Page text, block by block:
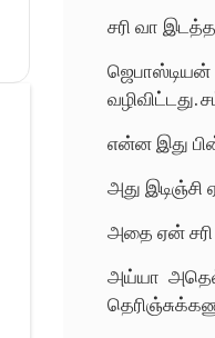
சரி வா
வழிவிட்டது.
என்ன இது
அது இடிஞ்சி
அதை ஏன்
அய்யா